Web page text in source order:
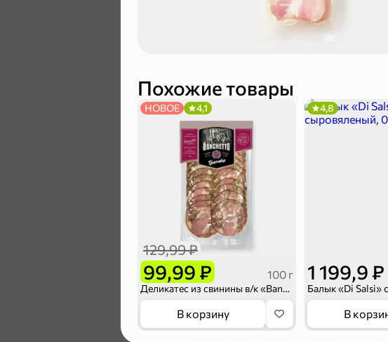
Похожие товары
99,99 ₽
129,99 ₽
100 г
Деликатес из свинины в/к «Banchetto» Тренто с можжевельником, 100 г
НОВОЕ 4,1
В корзину
1 199,9 ₽
4,8
В
149,99 ₽
169,99 ₽
4,6